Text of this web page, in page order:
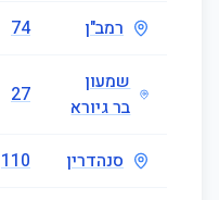
רמב"ן 74
שמעון
בר גיורא
27
סנהדרין 110